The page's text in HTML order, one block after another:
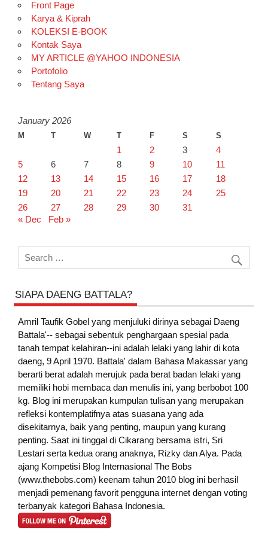
Front Page
Karya & Kiprah
KOLEKSI E-BOOK
Kontak Saya
MY ARTICLE @YAHOO INDONESIA
Portofolio
Tentang Saya
January 2026
M T W T F S S
1 2 3
4
5
6 7 8 9 10
11
12
13 14 15 16 17
18
19
20 21 22 23 24
25
26
27 28 29 30
31
« Dec
Feb »
SIAPA DAENG BATTALA?
Amril Taufik Gobelyang menjuluki dirinya sebagai Daeng
Battala'-- sebagai sebentuk penghargaan spesial pada
tanah tempat kelahiran--ini adalah lelaki yang lahir di kota
daeng, 9 April 1970. Battala' dalam Bahasa Makassar yang
berarti berat adalah merujuk pada berat badan lelaki yang
memiliki hobi membaca dan menulis ini, yang berbobot 100
kg. Blog ini merupakan kumpulan tulisan yang merupakan
refleksi kontemplatifnya atas suasana yang ada
disekitarnya, baik yang penting, maupun yang kurang
penting. Saat ini tinggal di Cikarang bersama istri, Sri
Lestari serta kedua orang anaknya, Rizky dan Alya. Pada
ajang Kompetisi Blog Internasional The Bobs
(www.thebobs.com) keenam tahun 2010 blog ini berhasil
menjadi pemenang favorit pengguna internet dengan voting
terbanyak kategori Bahasa Indonesia.